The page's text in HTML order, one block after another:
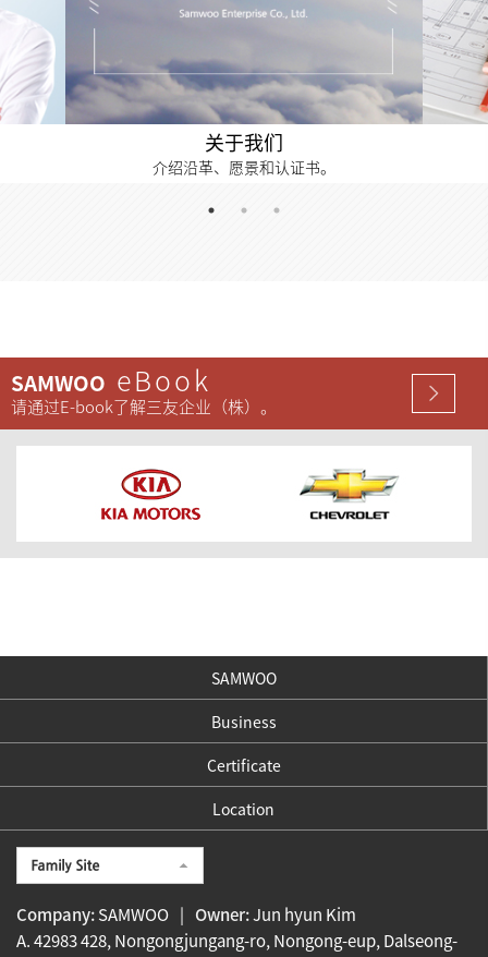
关于我们
介绍沿革、愿景和认证书。
SAMWOO eBook
请通过E-book了解三友企业（株）。
SAMWOO
Business
Certificate
Location
Company:SAMWOO | Owner:Jun hyun Kim
A. 42983 428, Nongongjungang-ro, Nongong-eup, Dalseong-